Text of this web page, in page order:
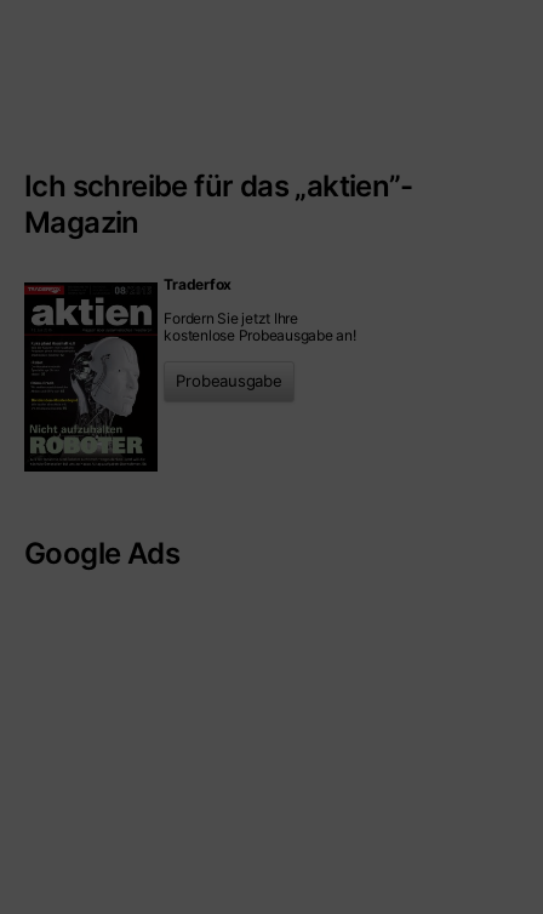
Ich schreibe für das „aktien”-
Magazin
Traderfox
Fordern Sie jetzt Ihre
kostenlose Probeausgabe an!
Probeausgabe
Google Ads